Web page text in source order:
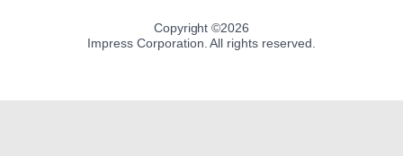
Copyright ©2026
Impress Corporation. All rights reserved.